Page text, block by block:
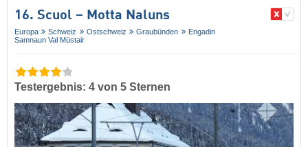
16. Scuol – Motta Naluns
Europa Schweiz Ostschweiz Graubünden
Engadin
Samnaun Val Müstair
Testergebnis: 4 von 5 Sternen